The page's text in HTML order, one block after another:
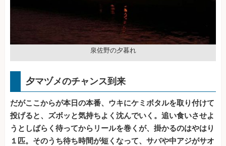
泉佐野の夕暮れ
夕マヅメのチャンス到来
だがここからが本日の本番、ウキにケミボタルを取り付けて
投げると、ズボッと気持ちよく沈んでいく。追い食いさせよ
うとしばらく待ってからリールを巻くが、掛かるのはやはり
１匹。そのうち待ち時間が短くなって、サバや中アジがサオ